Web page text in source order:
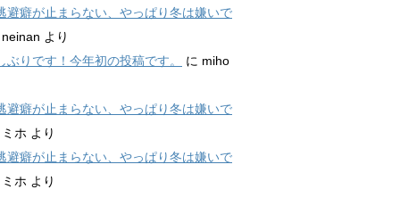
避癖が止まらない、やっぱり冬は嫌いで
neinan より
ぶりです！今年初の投稿です。
に miho
避癖が止まらない、やっぱり冬は嫌いで
ミホ より
避癖が止まらない、やっぱり冬は嫌いで
ミホ より